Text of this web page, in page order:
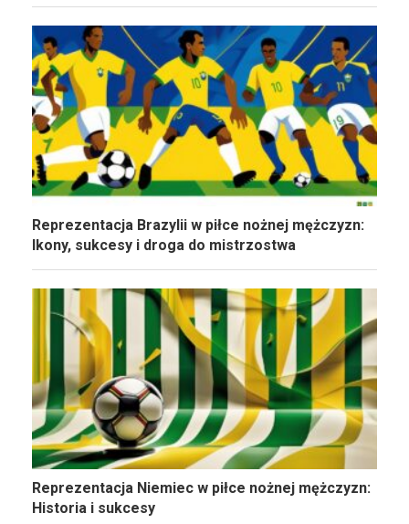
Reprezentacja Brazylii w piłce nożnej mężczyzn:
Ikony, sukcesy i droga do mistrzostwa
Reprezentacja Niemiec w piłce nożnej mężczyzn:
Historia i sukcesy